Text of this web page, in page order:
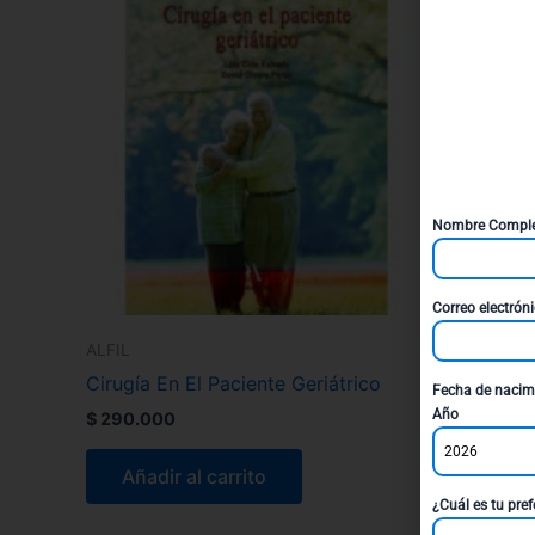
ALFIL
Cirugía En El Paciente Geriátrico
$ 290.000
Añadir al carrito
Nombre
Correo
Fecha de
Año
2026
¿Cuál es tu